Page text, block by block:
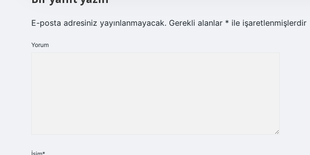
E-posta adresiniz yayınlanmayacak. Gerekli alanlar * ile işaretlenmişlerdir
Yorum